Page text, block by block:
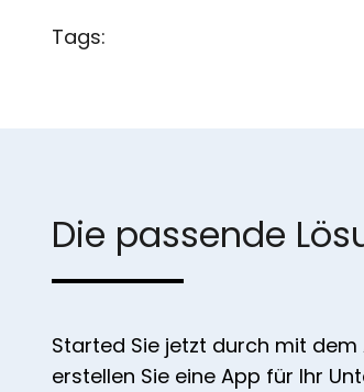
Tags:
Die passende
Started Sie jetzt durch mit
erstellen Sie eine App für Ihr